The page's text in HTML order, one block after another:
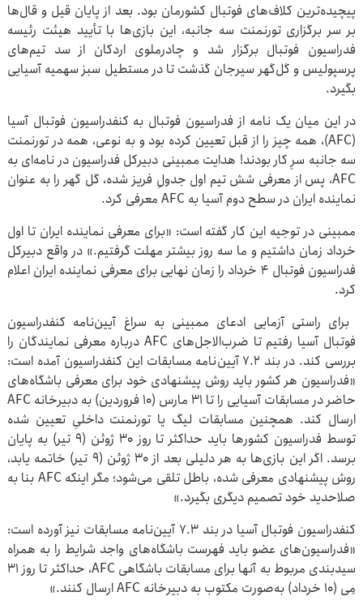
پیچیده‌ترین کلاف‌های فوتبال کشورمان بود. بعد از پایان قیل و قال‌ها
بر سر برگزاری تورنمنت سه جانبه، این بازی‌ها با تأیید هیئت رئیسه
فدراسیون فوتبال برگزار شد و چادرملوی اردکان از سد تیم‌های
پرسپولیس و گل‌گهر سیرجان گذشت تا در مستطیل سبز سهمیه آسیایی
بگیرد.
در این میان یک نامه از فدراسیون فوتبال به کنفدراسیون فوتبال آسیا
(AFC)، همه چیز را از قبل تعیین کرده بود و به نوعی، همه در تورنمنت
سه جانبه سرِ کار بودند! هدایت ممبینی دبیرکل فدراسیون در نامه‌ای به
AFC، پس از معرفی شش تیم اول جدولِ فریز شده، گل گهر را به عنوان
نماینده ایران در سطح دوم آسیا به AFC معرفی کرد.
ممبینی در توجیه این کار گفته است: «برای معرفی نماینده ایران تا اول
خرداد زمان داشتیم و ما سه روز بیشتر مهلت گرفتیم.» در واقع دبیرکل
فدراسیون فوتبال ۴ خرداد را زمان نهایی برای معرفی نماینده ایران اعلام
کرد.
برای راستی آزمایی ادعای ممبینی به سراغ آیین‌نامه کنفدراسیون
فوتبال آسیا رفتیم تا ضرب‌الاجل‌های AFC درباره معرفی نمایندگان را
بررسی کند. در بند ۷.۲ آیین‌نامه مسابقات این کنفدراسیون آمده است:
«فدراسیون هر کشور باید روش پیشنهادی خود برای معرفی باشگاه‌های
حاضر در مسابقات آسیایی را تا ۳۱ مارس (۱۰ فروردین) به دبیرخانه AFC
ارسال کند. همچنین مسابقات لیگ یا تورنمنت داخلیِ تعیین شده
توسط فدراسیون کشورها باید حداکثر تا روز ۳۰ ژوئن (۹ تیر) به پایان
برسد. اگر این بازی‌ها به هر دلیلی بعد از ۳۰ ژوئن (۹ تیر) خاتمه یابد،
روش پیشنهادی معرفی شده، باطل تلقی می‌شود؛ مگر اینکه AFC بنا به
صلاحدید خود تصمیم دیگری بگیرد.»
کنفدراسیون فوتبال آسیا در بند ۷.۳ آیین‌نامه مسابقات نیز آورده است:
«فدراسیون‌های عضو باید فهرست باشگاه‌های واجد شرایط را به همراه
سیدبندی مربوط به آنها برای مسابقات باشگاهی AFC، حداکثر تا روز ۳۱
مِی (۱۰ خرداد) به‌صورت مکتوب به دبیرخانه AFC ارسال کنند.»